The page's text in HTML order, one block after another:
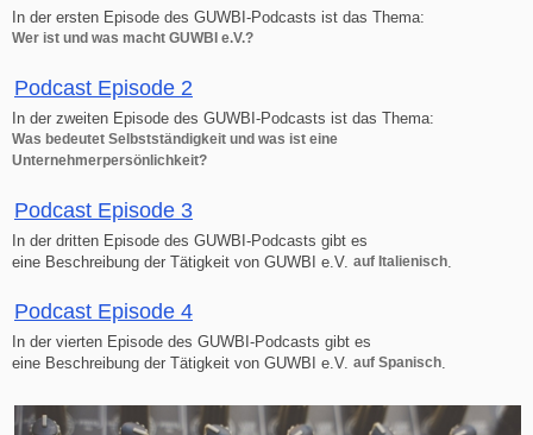
In der ersten Episode des GUWBI-Podcasts ist das Thema:
Wer ist und was macht GUWBI e.V.?
Podcast Episode 2
In der zweiten Episode des GUWBI-Podcasts ist das Thema:
Was bedeutet Selbstständigkeit und was ist eine
Unternehmerpersönlichkeit?
Podcast Episode 3
In der dritten Episode des GUWBI-Podcasts gibt es
eine Beschreibung der Tätigkeit von GUWBI e.V. auf Italienisch
Podcast Episode 4
In der vierten Episode des GUWBI-Podcasts gibt es
eine Beschreibung der Tätigkeit von GUWBI e.V. auf Spanisch